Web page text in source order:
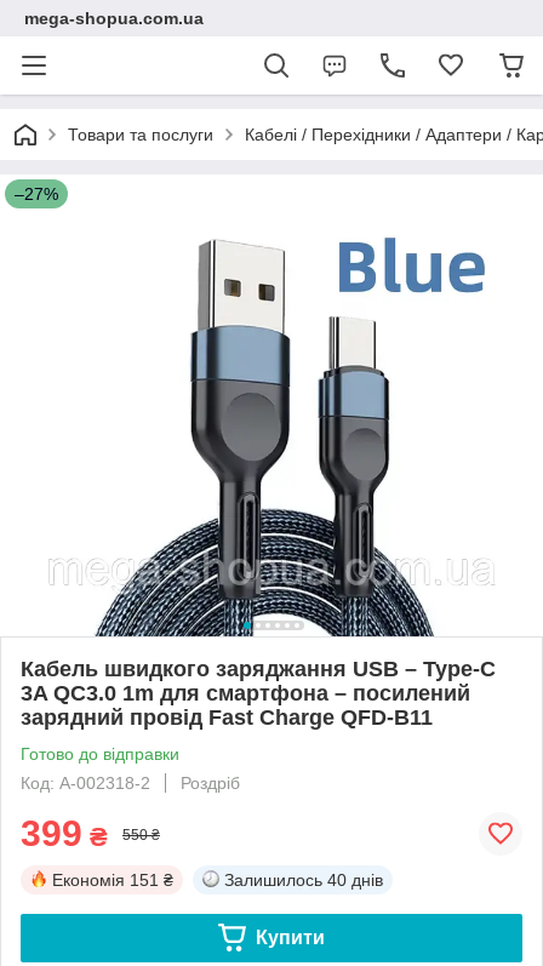
mega-shopua.com.ua
Товари та послуги Кабелі / Перехідники / Адаптери /
–27%
Кабель швидкого заряджання USB – Type-C
3A QC3.0 1m для смартфона – посилений
зарядний провід Fast Charge QFD-B11
Готово до відправки
Код: A-002318-2
Роздріб
399 ₴ 550 ₴
Економія 151 ₴ Залишилось 40 днів
Купити